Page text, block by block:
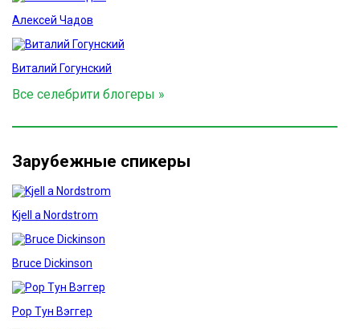
Алексей Чадов
Виталий Гогунский
Все селебрити блогеры »
Зарубежные спикеры
Kjell a Nordstrom
Bruce Dickinson
Рор Тун Вэггер